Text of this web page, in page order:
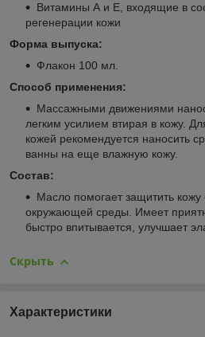
Витамины А и Е, входящие в
регенерации кожи
Форма выпуска:
Флакон 100 мл.
Способ применения:
Массажными движениями
легким усилием втирая в кожу.
кожей рекомендуется наносить
ванны на еще влажную кожу.
Состав:
Масло помогает защитить кожу
окружающей среды. Имеет
быстро впитывается, улучшает
Скрыть
Характеристики